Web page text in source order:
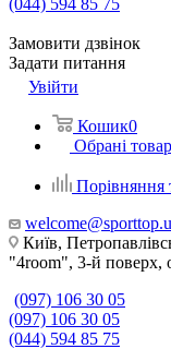
(044) 594 85 75
Замовити дзвінок
Задати питання
Увійти
Кошик0
Обрані
Порівняння
Київ,
"4room", 3-й поверх,
(097) 106 30 05
(097) 106 30 05
(044) 594 85 75